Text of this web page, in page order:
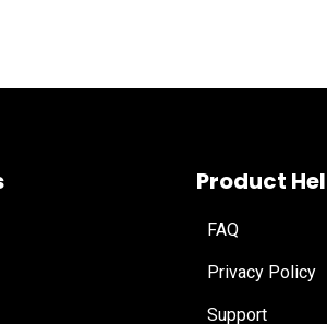
Product
FAQ
Privacy Policy
Support